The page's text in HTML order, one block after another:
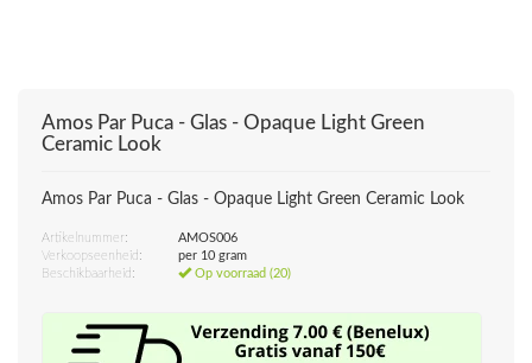
Amos Par Puca - Glas - Opaque Light Green
Ceramic Look
Amos Par Puca - Glas - Opaque Light Green Ceramic Look
Artikelnummer:
AMOS006
Verkoopseenheid:
per 10 gram
Beschikbaarheid:
Op voorraad (20)